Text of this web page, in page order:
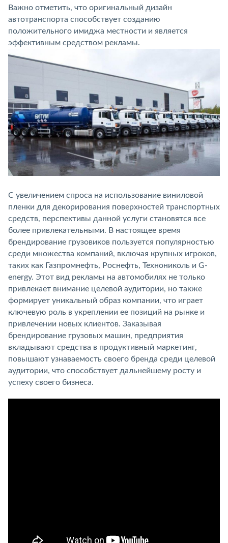
Важно отметить, что оригинальный дизайн
автотранспорта способствует созданию
положительного имиджа местности и является
эффективным средством рекламы.
С увеличением спроса на использование виниловой
пленки для декорирования поверхностей транспортных
средств, перспективы данной услуги становятся все
более привлекательными. В настоящее время
брендирование грузовиков пользуется популярностью
среди множества компаний, включая крупных игроков,
таких как Газпромнефть, Роснефть, Технониколь и G-
energy. Этот вид рекламы на автомобилях не только
привлекает внимание целевой аудитории, но также
формирует уникальный образ компании, что играет
ключевую роль в укреплении ее позиций на рынке и
привлечении новых клиентов. Заказывая
брендирование грузовых машин, предприятия
вкладывают средства в продуктивный маркетинг,
повышают узнаваемость своего бренда среди целевой
аудитории, что способствует дальнейшему росту и
успеху своего бизнеса.